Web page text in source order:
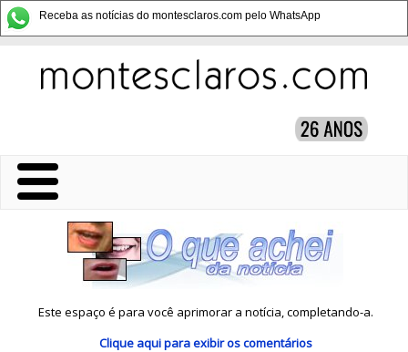
Receba as notícias do montesclaros.com pelo WhatsApp
Este espaço é para você aprimorar a notícia, completando-a.
Clique aquipara exibir os comentários